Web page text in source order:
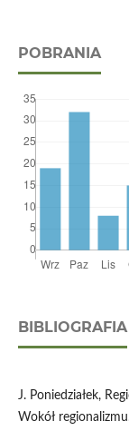
POBRANIA
BIBLIOGRAFIA
J. Poniedziałek,
Wokół